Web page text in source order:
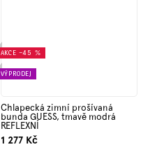
AKCE –45 %
VÝPRODEJ
Chlapecká zimní prošívaná
bunda GUESS, tmavě modrá
REFLEXNÍ
1 277 Kč